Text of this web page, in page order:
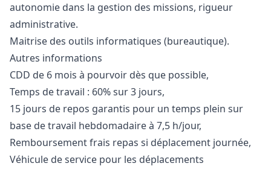
autonomie dans la gestion des missions, rigueur
administrative.
Maitrise des outils informatiques (bureautique).
Autres informations
CDD de 6 mois à pourvoir dès que possible,
Temps de travail : 60% sur 3 jours,
15 jours de repos garantis pour un temps plein sur
base de travail hebdomadaire à 7,5 h/jour,
Remboursement frais repas si déplacement journée,
Véhicule de service pour les déplacements